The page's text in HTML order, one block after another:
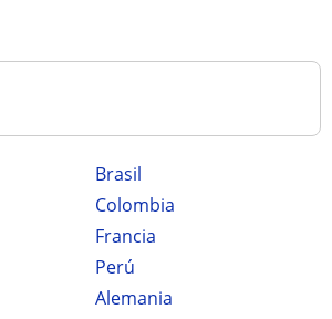
Brasil
Colombia
Francia
Perú
Alemania